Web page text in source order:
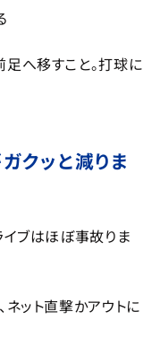
へ移すこと。打球に
クッと減りま
イブはほぼ事故りま
ネット直撃かアウトに